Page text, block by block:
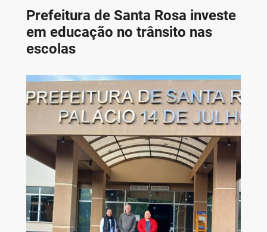
Prefeitura de Santa Rosa investe
em educação no trânsito nas
escolas